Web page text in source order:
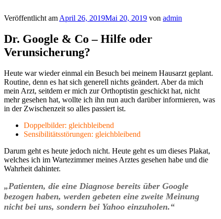
Veröffentlicht am April 26, 2019Mai 20, 2019 von admin
Dr. Google & Co – Hilfe oder
Verunsicherung?
Heute war wieder einmal ein Besuch bei meinem Hausarzt geplant.
Routine, denn es hat sich generell nichts geändert. Aber da mich
mein Arzt, seitdem er mich zur Orthoptistin geschickt hat, nicht
mehr gesehen hat, wollte ich ihn nun auch darüber informieren, was
in der Zwischenzeit so alles passiert ist.
Doppelbilder: gleichbleibend
Sensibilitätsstörungen: gleichbleibend
Darum geht es heute jedoch nicht. Heute geht es um dieses Plakat,
welches ich im Wartezimmer meines Arztes gesehen habe und die
Wahrheit dahinter.
„Patienten, die eine Diagnose bereits über Google
bezogen haben, werden gebeten eine zweite Meinung
nicht bei uns, sondern bei Yahoo einzuholen.“